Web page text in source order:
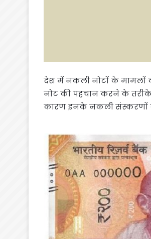
देश में नकली नोटों के मामलों
नोट की पहचान करने के तरीके
कारण इनके नकली संस्करणों